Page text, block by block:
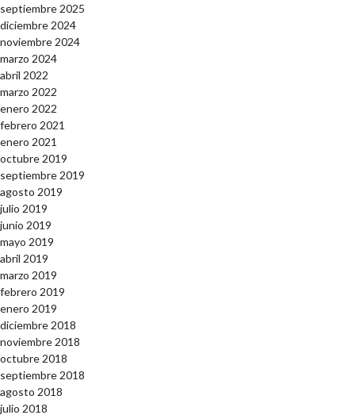
septiembre 2025
diciembre 2024
noviembre 2024
marzo 2024
abril 2022
marzo 2022
enero 2022
febrero 2021
enero 2021
octubre 2019
septiembre 2019
agosto 2019
julio 2019
junio 2019
mayo 2019
abril 2019
marzo 2019
febrero 2019
enero 2019
diciembre 2018
noviembre 2018
octubre 2018
septiembre 2018
agosto 2018
julio 2018